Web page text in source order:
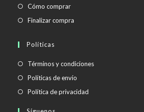
Cómo comprar
Finalizar compra
Políticas
Términos y condicionesSe
Políticas de envío
abre
Política de privacidad